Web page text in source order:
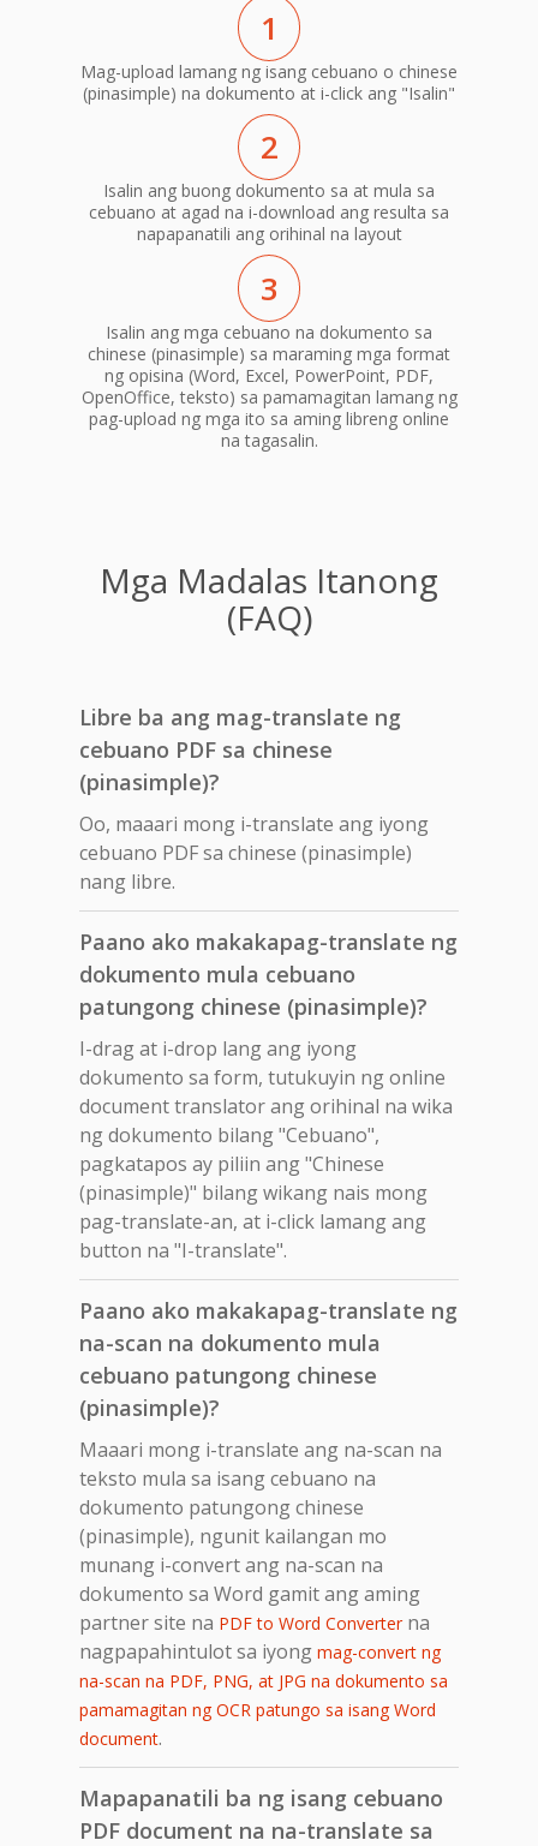
1
Mag-upload lamang ng isang cebuano o chinese
(pinasimple) na dokumento at i-click ang "Isalin"
2
Isalin ang buong dokumento sa at mula sa
cebuano at agad na i-download ang resulta sa
napapanatili ang orihinal na layout
3
Isalin ang mga cebuano na dokumento sa
chinese (pinasimple) sa maraming mga format
ng opisina (Word, Excel, PowerPoint, PDF,
OpenOffice, teksto) sa pamamagitan lamang ng
pag-upload ng mga ito sa aming libreng online
na tagasalin.
Mga Madalas Itanong
(FAQ)
Libre ba ang mag-translate ng
cebuano PDF sa chinese
(pinasimple)?
Oo, maaari mong i-translate ang iyong
cebuano PDF sa chinese (pinasimple)
nang libre.
Paano ako makakapag-translate ng
dokumento mula cebuano
patungong chinese (pinasimple)?
I-drag at i-drop lang ang iyong
dokumento sa form, tutukuyin ng online
document translator ang orihinal na wika
ng dokumento bilang "Cebuano",
pagkatapos ay piliin ang "Chinese
(pinasimple)" bilang wikang nais mong
pag-translate-an, at i-click lamang ang
button na "I-translate".
Paano ako makakapag-translate ng
na-scan na dokumento mula
cebuano patungong chinese
(pinasimple)?
Maaari mong i-translate ang na-scan na
teksto mula sa isang cebuano na
dokumento patungong chinese
(pinasimple), ngunit kailangan mo
munang i-convert ang na-scan na
dokumento sa Word gamit ang aming
partner site na PDF to Word Converterna
nagpapahintulot sa iyong mag-convert ng
na-scan na PDF, PNG, at JPG na dokumento sa
pamamagitan ng OCR patungo sa isang Word
document.
Mapapanatili ba ng isang cebuano
PDF document na na-translate sa